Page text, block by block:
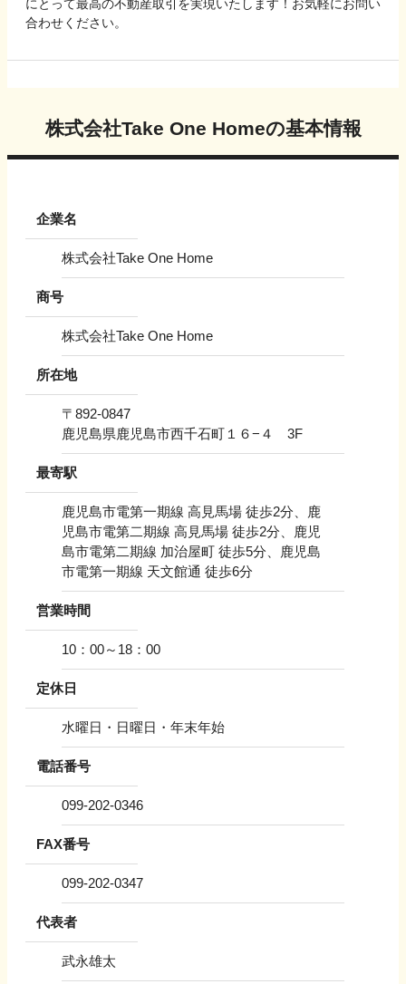
にとって最高の不動産取引を実現いたします！お気軽にお問い
合わせください。
株式会社Take One Homeの基本情報
企業名
株式会社Take One Home
商号
株式会社Take One Home
所在地
〒 892-0847
鹿児島県鹿児島市西千石町１６−４ 3F
最寄駅
鹿児島市電第一期線 高見馬場 徒歩2分、鹿
児島市電第二期線 高見馬場 徒歩2分、鹿児
島市電第二期線 加治屋町 徒歩5分、鹿児島
市電第一期線 天文館通 徒歩6分
営業時間
10：00～18：00
定休日
水曜日・日曜日・年末年始
電話番号
099-202-0346
FAX番号
099-202-0347
代表者
武永雄太